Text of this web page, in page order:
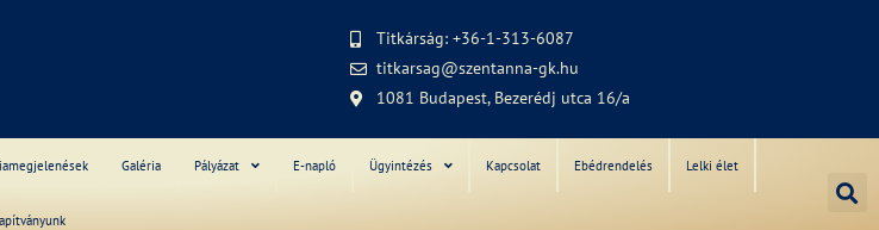
Titkárság: +36-1-313-6087
titkarsag@szentanna-gk.hu
1081 Budapest, Bezerédj utca 16/a
Galéria Pályázat E-napló Ügyintézés Kapcsolat Ebédrendelés Lelki élet